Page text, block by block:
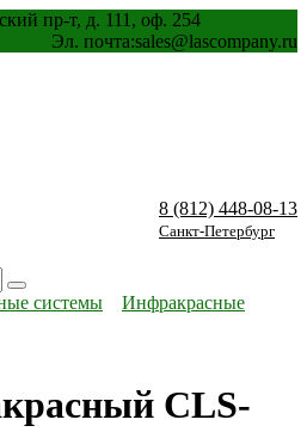
пр-т, д. 111, оф. 254
Эл. почта:sales@lascompany.ru
8 (812) 448-08-13
Санкт-Петербург
системы
Инфракрасные
CLS-